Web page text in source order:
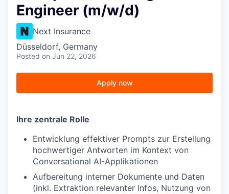
Engineer (m/w/d)
Next Insurance
Düsseldorf, Germany
Posted on Jun 22, 2026
Apply now
Ihre zentrale Rolle
Entwicklung effektiver Prompts zur Erstellung
hochwertiger Antworten im Kontext von
Conversational AI-Applikationen
Aufbereitung interner Dokumente und Daten
(inkl. Extraktion relevanter Infos, Nutzung von